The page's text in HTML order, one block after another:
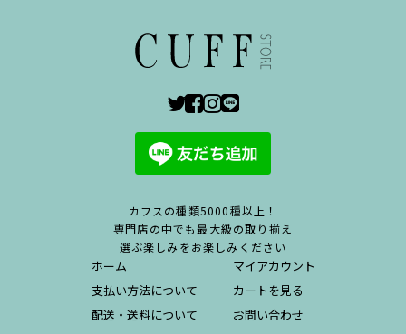
カフスの種類5000種以上！
専門店の中でも最大級の取り揃え
選ぶ楽しみをお楽しみください
ホーム
支払い方法について
配送・送料について
マイアカウント
カートを見る
お問い合わせ